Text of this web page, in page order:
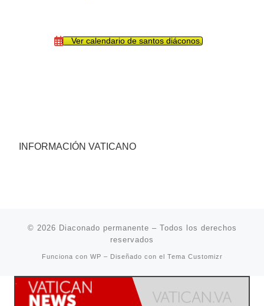
Ver calendario de santos diáconos.
INFORMACIÓN VATICANO
© 2026 Diaconado permanente – Todos los derechos
reservados
Funciona con WP – Diseñado con el Tema Customizr